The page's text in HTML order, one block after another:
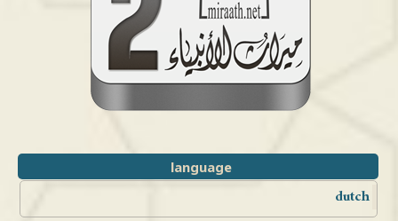
language
dutch